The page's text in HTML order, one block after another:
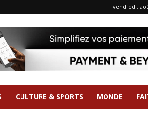
vendredi,
CULTURE & SPORTS MONDE